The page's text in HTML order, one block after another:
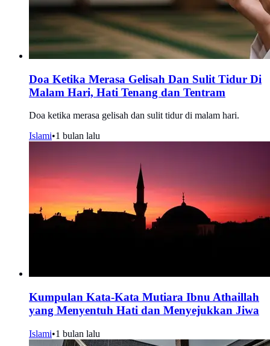
Doa Ketika Merasa Gelisah Dan Sulit Tidur Di
Malam Hari, Hati Tenang dan Tentram
Doa ketika merasa gelisah dan sulit tidur di malam hari.
Islami•1 bulan lalu
Kumpulan Kata-Kata Mutiara Ibnu Athaillah
yang Menyentuh Hati dan Menyejukkan Jiwa
Islami•1 bulan lalu